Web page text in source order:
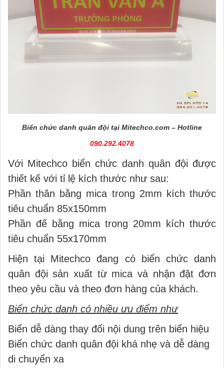
Biển chức danh quân đội tại Mitechco.com – Hotline
090.292.4078
Với Mitechco biển chức danh quân đội được
thiết kế với tỉ lệ kích thước như sau:
Phần thân bằng mica trong 2mm kích thước
tiêu chuẩn 85x150mm
Phần đế bằng mica trong 20mm kích thước
tiêu chuẩn 55x170mm
Hiện tại Mitechco đang có biển chức danh
quân đội sản xuất từ mica và nhận đặt đơn
theo yêu cầu và theo đơn hàng của khách.
Biển chức danh có nhiều ưu điểm như
Biển dễ dàng thay đổi nội dung trên biển hiệu
Biển chức danh quân đội khá nhẹ và dễ dàng
di chuyển xa